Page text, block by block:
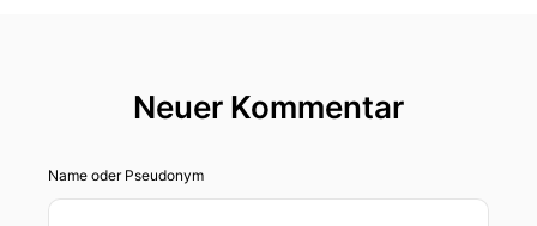
Hexe mit einem Anliegen bei dem es nicht um
KI.
Neuer Kommentar
Name oder Pseudonym